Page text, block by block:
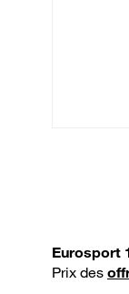
Eurosport
Prix des